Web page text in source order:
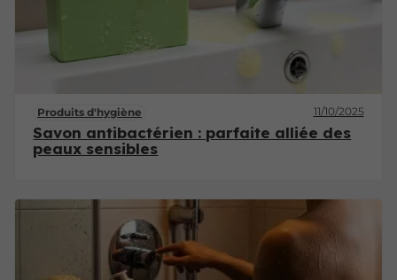
Produits d'hygiène 11/10/2025
Savon antibactérien : parfaite alliée des
peaux sensibles